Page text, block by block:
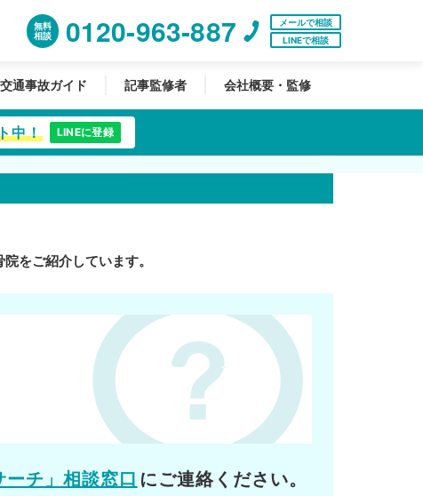
無料
相談
0120-963-887
メールで相談
LINEで相談
交通事故ガイド 記事監修者 会社概要・監修
中！ LINEに登録
をご紹介しています。
ーチ」相談窓口 にご連絡ください。